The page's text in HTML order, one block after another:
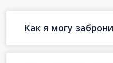
Как я могу